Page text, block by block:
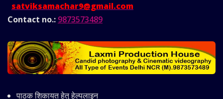
satviksamachar9@gmail.com
Contact no.: 9873573489
पाठक शिकायत हेतु हेल्पलाइन